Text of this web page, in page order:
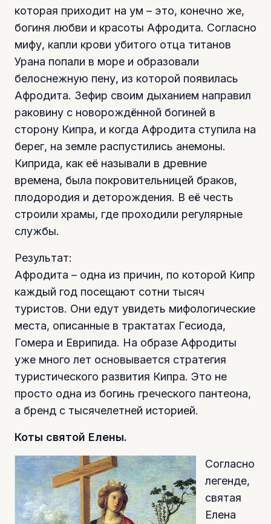
которая приходит на ум – это, конечно же,
богиня любви и красоты Афродита. Согласно
мифу, капли крови убитого отца титанов
Урана попали в море и образовали
белоснежную пену, из которой появилась
Афродита. Зефир своим дыханием направил
раковину с новорождённой богиней в
сторону Кипра, и когда Афродита ступила на
берег, на земле распустились анемоны.
Киприда, как её называли в древние
времена, была покровительницей браков,
плодородия и деторождения. В её честь
строили храмы, где проходили регулярные
службы.
Результат:
Афродита – одна из причин, по которой Кипр
каждый год посещают сотни тысяч
туристов. Они едут увидеть мифологические
места, описанные в трактатах Гесиода,
Гомера и Еврипида. На образе Афродиты
уже много лет основывается стратегия
туристического развития Кипра. Это не
просто одна из богинь греческого пантеона,
а бренд с тысячелетней историей.
Коты святой Елены.
Согласно
легенде,
святая
Елена